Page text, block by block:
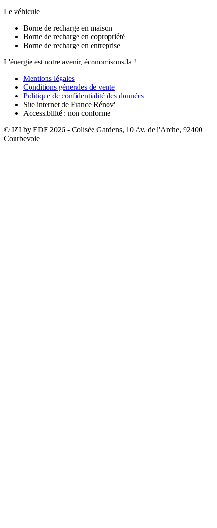
Le véhicule
Borne de recharge en maison
Borne de recharge en copropriété
Borne de recharge en entreprise
L'énergie est notre avenir, économisons-la !
Mentions légales
Conditions génerales de vente
Politique de confidentialité des données
Site internet de France Rénov'
Accessibilité : non conforme
© IZI by EDF 2026 - Colisée Gardens, 10 Av. de l'Arche, 92400
Courbevoie